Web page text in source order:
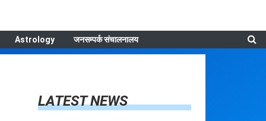
Astrology जनसम्पर्क संचालनालय
LATEST NEWS